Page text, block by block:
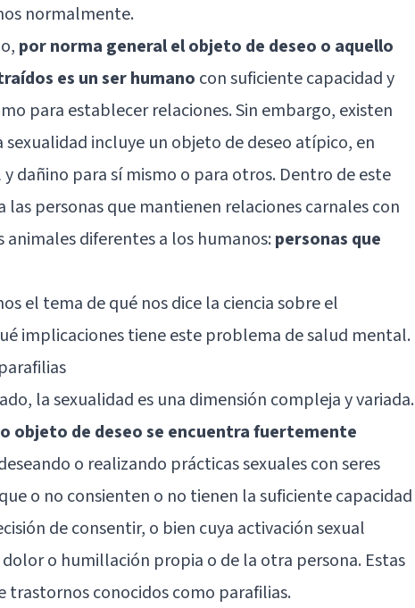
normalmente.
por norma general el objeto de deseo o aquello
es un ser humano con suficiente capacidad y
para establecer relaciones. Sin embargo, existen
sexualidad incluye un objeto de deseo atípico, en
dañino para sí mismo o para otros. Dentro de este
personas que mantienen relaciones carnales con
animales diferentes a los humanos:personas que
el tema de qué nos dice la ciencia sobre el
implicaciones tiene este problema de salud mental.
la sexualidad es una dimensión compleja y variada.
objeto de deseo se encuentra fuertemente
o realizando prácticas sexuales con seres
o no consienten o no tienen la suficiente capacidad
de consentir, o bien cuya activación sexual
o humillación propia o de la otra persona. Estas
trastornos conocidos como parafilias.